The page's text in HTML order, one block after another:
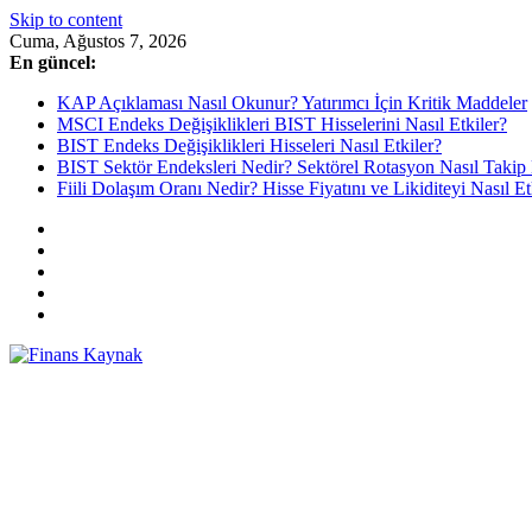
Skip to content
Cuma, Ağustos 7, 2026
En güncel:
KAP Açıklaması Nasıl Okunur? Yatırımcı İçin Kritik Maddeler
MSCI Endeks Değişiklikleri BIST Hisselerini Nasıl Etkiler?
BIST Endeks Değişiklikleri Hisseleri Nasıl Etkiler?
BIST Sektör Endeksleri Nedir? Sektörel Rotasyon Nasıl
Fiili Dolaşım Oranı Nedir? Hisse Fiyatını ve Likiditeyi Nasıl